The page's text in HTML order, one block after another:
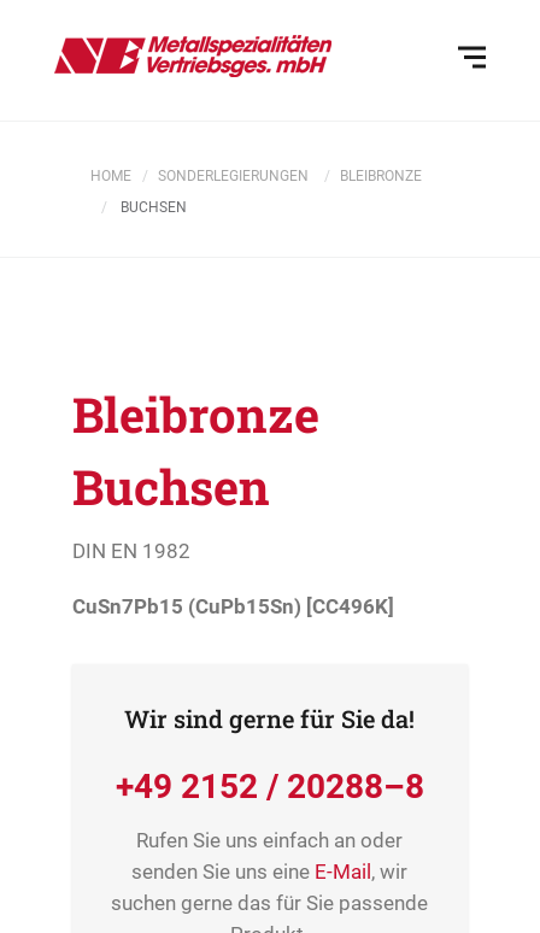
HOME SONDERLEGIERUNGEN
BLEIBRONZE
BUCHSEN
Bleibronze
Buchsen
DIN EN 1982
CuSn7Pb15 (CuPb15Sn) [CC496K]
Wir sind gerne für Sie da!
+49 2152 / 20288–8
Rufen Sie uns einfach an oder
senden Sie uns eine E-Mail , wir
suchen gerne das für Sie passende